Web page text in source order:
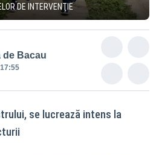
DE INTERVENŢIE
de Bacau
se lucrează intens la